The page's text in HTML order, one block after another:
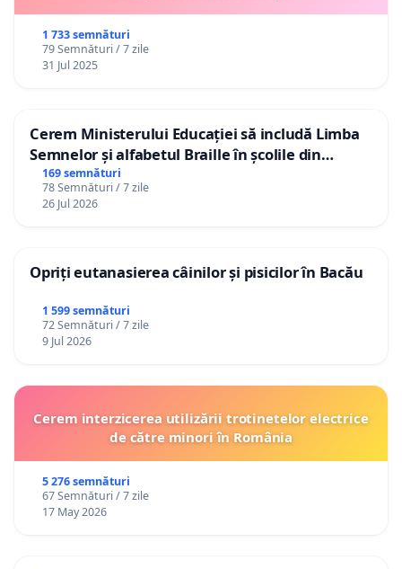
1 733 semnături
79 Semnături / 7 zile
31 Jul 2025
Cerem Ministerului Educației să includă Limba
Semnelor și alfabetul Braille în școlile din
Republica Moldova!
169 semnături
78 Semnături / 7 zile
26 Jul 2026
Opriți eutanasierea câinilor și pisicilor în Bacău
1 599 semnături
72 Semnături / 7 zile
9 Jul 2026
Cerem interzicerea utilizării trotinetelor electrice
de către minori în România
5 276 semnături
67 Semnături / 7 zile
17 May 2026